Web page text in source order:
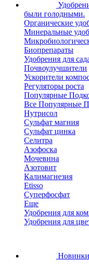
были голодными.
Органические
Минеральные
Биопрепараты
Удобрения для
Почвоулучшители
Ускорители
Регуляторы роста
Популярные
Все Популярные
Нутрисол
Сульфат магния
Сульфат цинка
Селитра
Азофоска
Мочевина
Азотовит
Калимагнезия
Etisso
Суперфосфат
Еще
Удобрения для
Удобрения для
Новинки